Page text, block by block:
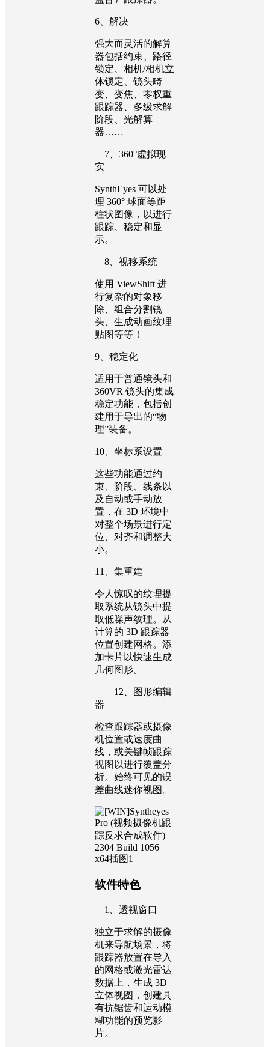
6、解决
强大而灵活的解算
器包括约束、路径
锁定、相机/相机立
体锁定、镜头畸
变、变焦、零权重
跟踪器、多级求解
阶段、光解算
器……
7、360°虚拟现
实
SynthEyes 可以处
理 360° 球面等距
柱状图像，以进行
跟踪、稳定和显
示。
8、视移系统
使用 ViewShift 进
行复杂的对象移
除、组合分割镜
头、生成动画纹理
贴图等等！
9、稳定化
适用于普通镜头和
360VR 镜头的集成
稳定功能，包括创
建用于导出的“物
理”装备。
10、坐标系设置
这些功能通过约
束、阶段、线条以
及自动或手动放
置，在 3D 环境中
对整个场景进行定
位、对齐和调整大
小。
11、集重建
令人惊叹的纹理提
取系统从镜头中提
取低噪声纹理。从
计算的 3D 跟踪器
位置创建网格。添
加卡片以快速生成
几何图形。
12、图形编辑
器
检查跟踪器或摄像
机位置或速度曲
线，或关键帧跟踪
视图以进行覆盖分
析。始终可见的误
差曲线迷你视图。
软件特色
1、透视窗口
独立于求解的摄像
机来导航场景，将
跟踪器放置在导入
的网格或激光雷达
数据上，生成 3D
立体视图，创建具
有抗锯齿和运动模
糊功能的预览影
片。